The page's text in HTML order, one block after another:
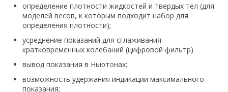
определение плотности жидкостей и твердых тел (для
моделей весов, к которым подходит набор для
определения плотности);
усреднение показаний для сглаживания
кратковременных колебаний (цифровой фильтр)
вывод показания в Ньютонах;
возможность удержания индикации максимального
показания;